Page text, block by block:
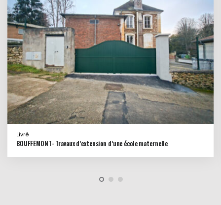
Livré
BOUFFÉMONT- Travaux d’extension d’une école maternelle